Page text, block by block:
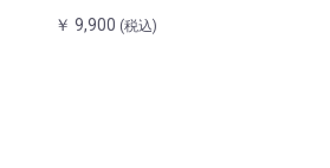
￥ 9,900 (税込)